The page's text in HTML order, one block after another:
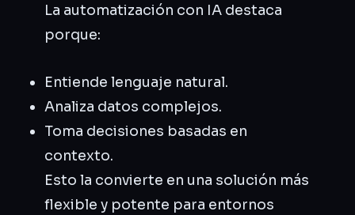
La automatización con IA destaca
porque:
Entiende lenguaje natural.
Analiza datos complejos.
Toma decisiones basadas en
contexto.
Esto la convierte en una solución más
flexible y potente para entornos